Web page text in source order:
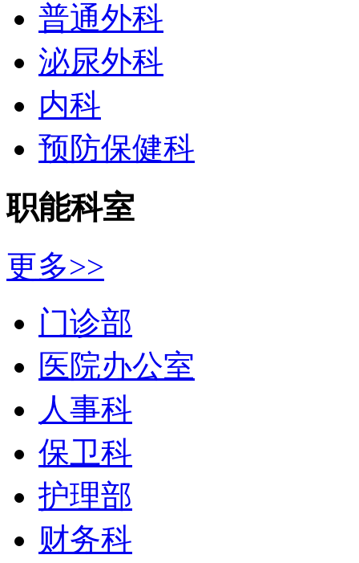
普通外科
泌尿外科
内科
预防保健科
职能科室
更多>>
门诊部
医院办公室
人事科
保卫科
护理部
财务科